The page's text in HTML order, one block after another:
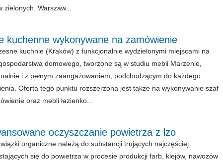
zielonych. Warszaw...
kuchenne wykonywane na zamówienie
kuchnie (Kraków) z funkcjonalnie wydzielonymi miejscami na
domowego, tworzone są w studiu mebli Marzenie,
i z pełnym zaangażowaniem, podchodzącym do każdego
Oferta tego punktu rozszerzona jest także na wykonywanie szaf
oraz mebli łazienko...
oczyszczanie powietrza z lzo
organiczne należą do substancji trujących najczęściej
się do powietrza w procesie produkcji farb, klejów, nawozów